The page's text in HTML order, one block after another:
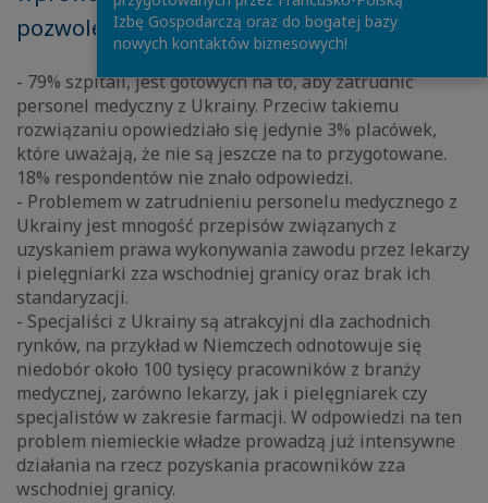
pozwolenia na pracę.
- 79% szpitali, jest gotowych na to, aby zatrudnić
personel medyczny z Ukrainy. Przeciw takiemu
rozwiązaniu opowiedziało się jedynie 3% placówek,
które uważają, że nie są jeszcze na to przygotowane.
18% respondentów nie znało odpowiedzi.
- Problemem w zatrudnieniu personelu medycznego z
Ukrainy jest mnogość przepisów związanych z
uzyskaniem prawa wykonywania zawodu przez lekarzy
i pielęgniarki zza wschodniej granicy oraz brak ich
standaryzacji.
- Specjaliści z Ukrainy są atrakcyjni dla zachodnich
rynków, na przykład w Niemczech odnotowuje się
niedobór około 100 tysięcy pracowników z branży
medycznej, zarówno lekarzy, jak i pielęgniarek czy
specjalistów w zakresie farmacji. W odpowiedzi na ten
problem niemieckie władze prowadzą już intensywne
działania na rzecz pozyskania pracowników zza
wschodniej granicy.
Izbę Gospodarczą oraz do bogatej bazy
nowych kontaktów biznesowych!